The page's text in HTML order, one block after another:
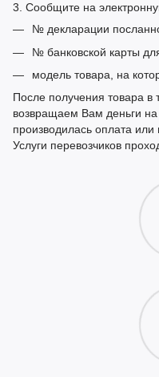
3. Сообщите на
№ декларации
№ банковской карты
модель товара, на
После получения товара в
возвращаем Вам деньги на
производилась оплата
Услуги перевозчиков